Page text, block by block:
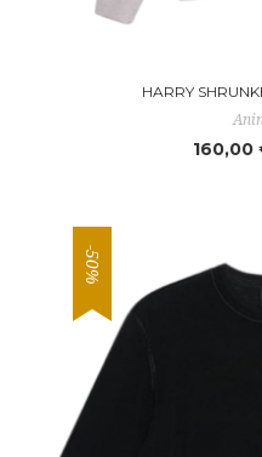
HARRY
160,00
-50%